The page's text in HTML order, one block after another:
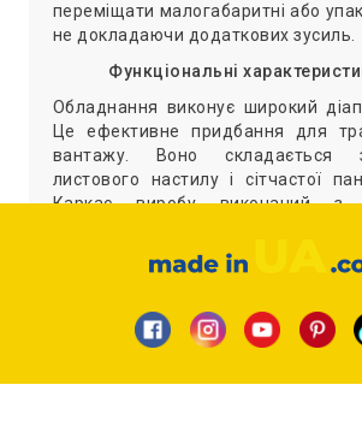
переміщати малогабаритні або
не докладаючи додаткових зусиль.
Функціональні
Обладнання виконує широкий
Це ефективне придбання для
вантажу. Воно складається
листового настилу і сітчастої
Каркас виробу виконаний з
допомогою коліс,
підшипниками. Два з них
Виділимо особливості